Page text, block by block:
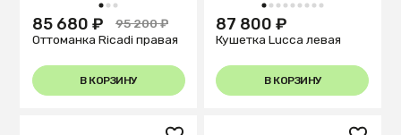
1 2 3
85 680 ₽
95 200 ₽
Оттоманка Ricadi правая
В КОРЗИНУ
1 2 3 4 5 6 7 8 9
87 800 ₽
Кушетка Lucca левая
В КОРЗИНУ